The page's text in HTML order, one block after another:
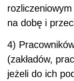
na dobę i
4)
(zakładów,
jeżeli do ich